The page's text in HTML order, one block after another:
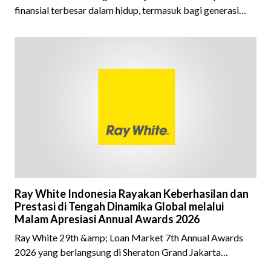
finansial terbesar dalam hidup, termasuk bagi generasi
kepemilikan hunian maupun investasi properti. Namun
fokus pada harga atau lokasi tanpa memperhatikan
Ray White Indonesia Rayakan Keberhasilan dan
Prestasi di Tengah Dinamika Global melalui
Malam Apresiasi Annual Awards 2026
Ray White 29th &amp; Loan Market 7th Annual Awards
2026 yang berlangsung di Sheraton Grand Jakarta